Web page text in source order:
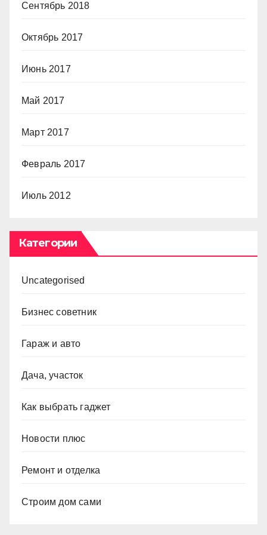
Сентябрь 2018
Октябрь 2017
Июнь 2017
Май 2017
Март 2017
Февраль 2017
Июль 2012
Категории
Uncategorised
Бизнес советник
Гараж и авто
Дача, участок
Как выбрать гаджет
Новости плюс
Ремонт и отделка
Строим дом сами